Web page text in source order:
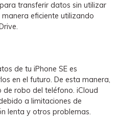
transferir datos sin utilizar
eficiente utilizando
de tu iPhone SE es
en el futuro. De esta manera,
de robo del teléfono. iCloud
a limitaciones de
lenta y otros problemas.